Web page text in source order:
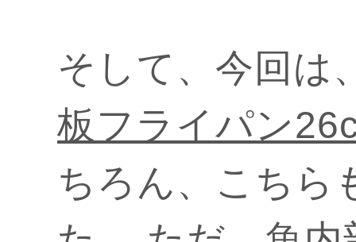
そして、今回は
板フライパン
ちろん、こちら